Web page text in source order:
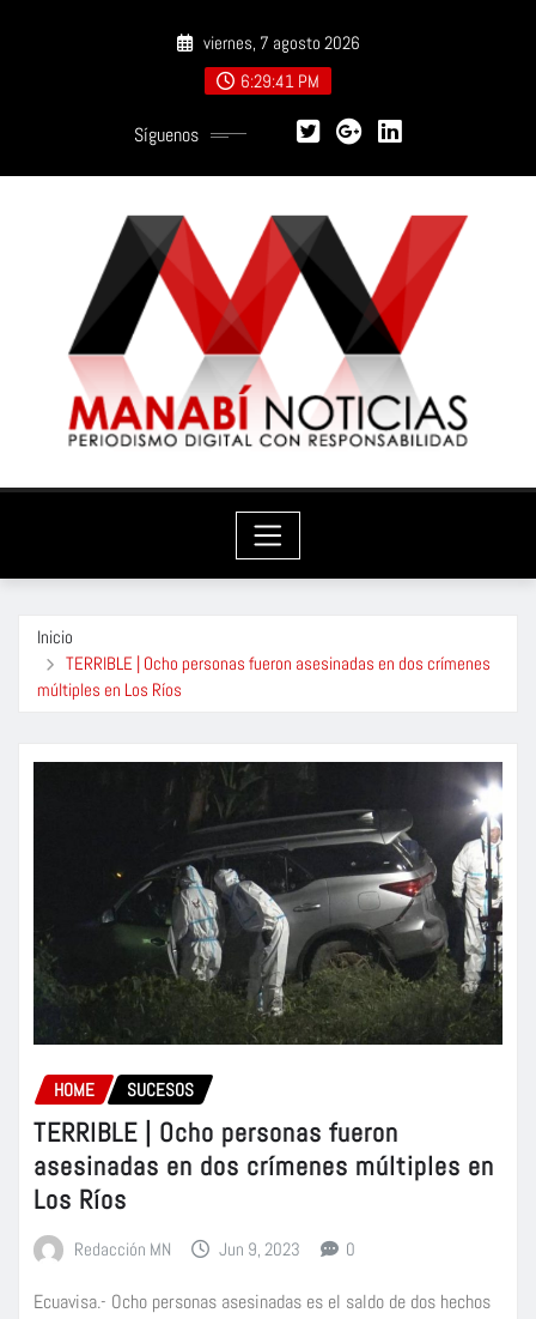
viernes, 7 agosto 2026
6:29:42 PM
Síguenos
Inicio
TERRIBLE | Ocho personas fueron asesinadas en dos crímenes
múltiples en Los Ríos
HOME SUCESOS
TERRIBLE | Ocho personas fueron
asesinadas en dos crímenes múltiples en
Los Ríos
Redacción MN Jun 9, 2023 0
Ecuavisa.- Ocho personas asesinadas es el saldo de dos hechos